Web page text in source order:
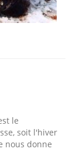
le
soit l'hiver
nous donne